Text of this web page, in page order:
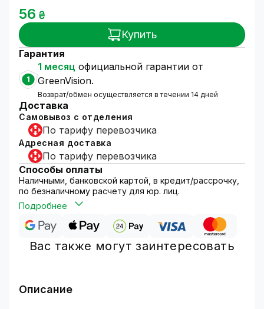
56 ₴
Купить
Гарантия
1
1 месяц официальной гарантии от
GreenVision.
Возврат/обмен осуществляется в течении 14 дней
Доставка
Самовывоз с отделения
По тарифу перевозчика
Адресная доставка
По тарифу перевозчика
Способы оплаты
Наличными, банковской картой, в кредит/рассрочку,
по безналичному расчету для юр. лиц.
Подробнее
Вас также могут заинтересовать
Описание